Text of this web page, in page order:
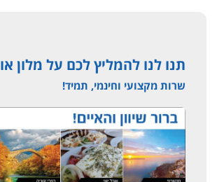
תנו לנו להמליץ לכם על מלון או
שרות מקצועי וחינמי, תמיד!